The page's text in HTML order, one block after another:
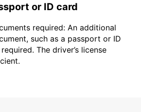
or ID card
required: An additional
such as a passport or ID
The driver’s license